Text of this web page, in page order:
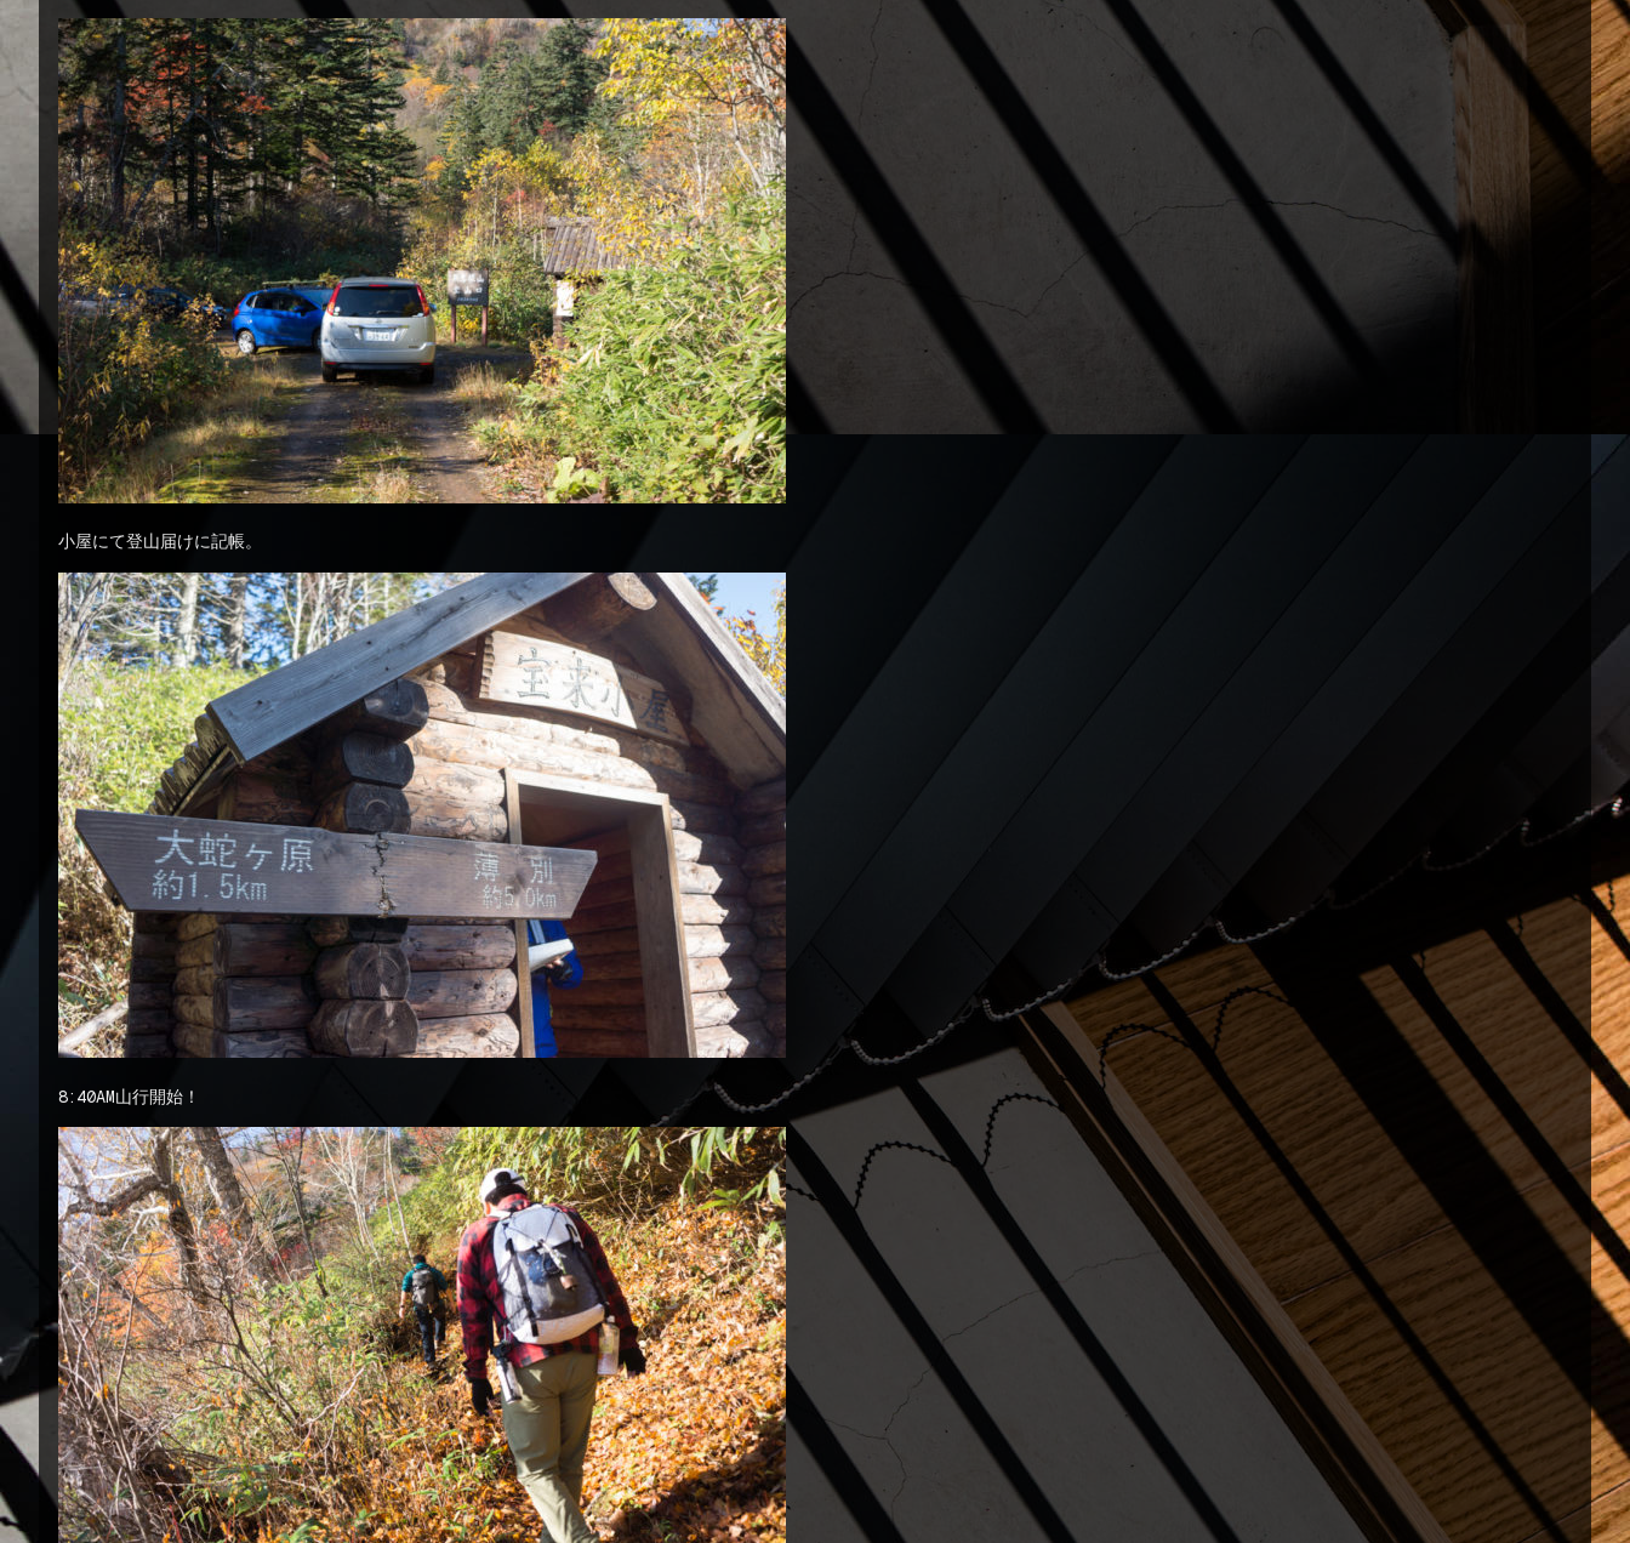
小屋にて登山届けに記帳。
8:40AM山行開始！